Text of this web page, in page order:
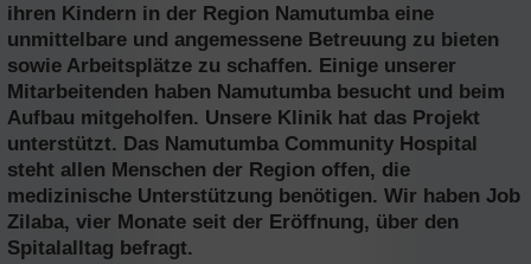
ihren Kindern in der Region Namutumba eine
unmittelbare und angemessene Betreuung zu bieten
sowie Arbeitsplätze zu schaffen. Einige unserer
Mitarbeitenden haben Namutumba besucht und beim
Aufbau mitgeholfen. Unsere Klinik hat das Projekt
unterstützt. Das Namutumba Community Hospital
steht allen Menschen der Region offen, die
medizinische Unterstützung benötigen. Wir haben Job
Zilaba, vier Monate seit der Eröffnung, über den
Spitalalltag befragt.